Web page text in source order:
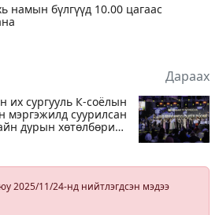
намын бүлгүүд 10.00 цагаас
Дараах
сургууль К-соёлын
мэргэжилд суурилсан
дурын хөтөлбөрийг
2025/11/24-нд нийтлэгдсэн мэдээ